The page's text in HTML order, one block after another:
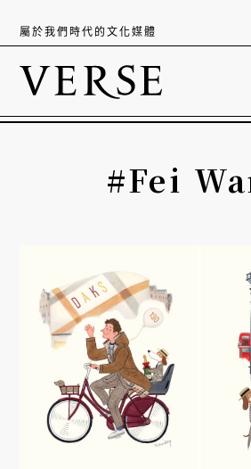
屬於我們時代的文化媒體
#Fei